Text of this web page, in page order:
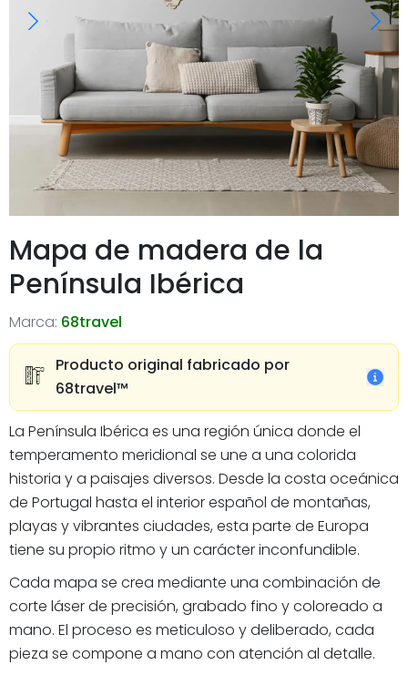
Mapa de madera de la
Península Ibérica
Marca: 68travel
Producto original fabricado por
68travel™️
La Península Ibérica es una región única donde el
temperamento meridional se une a una colorida
historia y a paisajes diversos. Desde la costa oceánica
de Portugal hasta el interior español de montañas,
playas y vibrantes ciudades, esta parte de Europa
tiene su propio ritmo y un carácter inconfundible.
Cada mapa se crea mediante una combinación de
corte láser de precisión, grabado fino y coloreado a
mano. El proceso es meticuloso y deliberado, cada
pieza se compone a mano con atención al detalle.